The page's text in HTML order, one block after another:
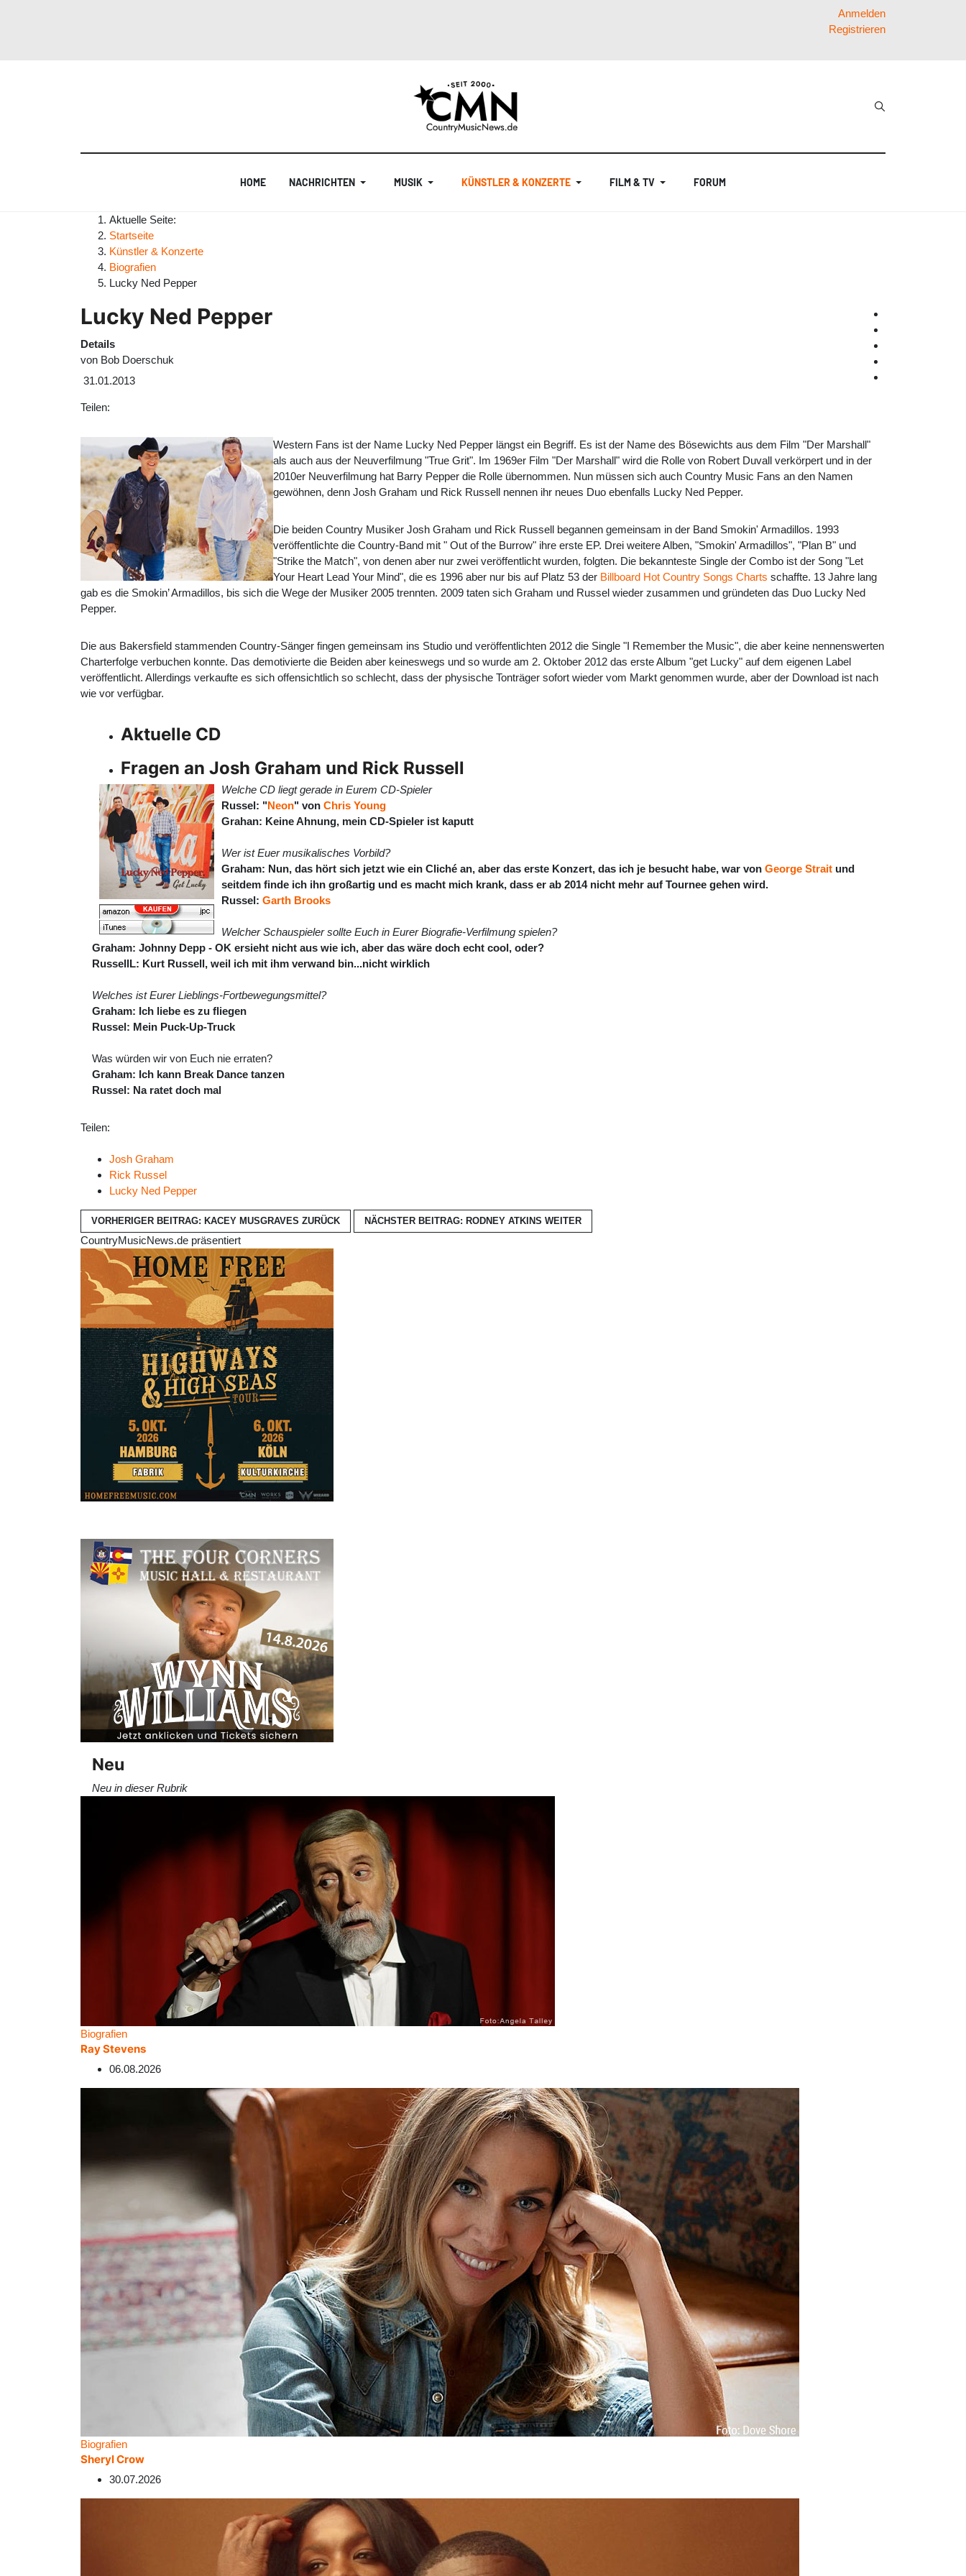
Anmelden
Registrieren
HOME NACHRICHTEN MUSIK KÜNSTLER & KONZERTE FILM & TV FORUM
Aktuelle Seite:
Startseite
Künstler & Konzerte
Biografien
Lucky Ned Pepper
Lucky Ned Pepper
Details
von Bob Doerschuk
31.01.2013
Teilen:
Western Fans ist der Name Lucky Ned Pepper längst ein Begriff. Es ist der Name des Bösewichts aus dem Film "Der Marshall"
als auch aus der Neuverfilmung "True Grit". Im 1969er Film "Der Marshall" wird die Rolle von Robert Duvall verkörpert und in der
2010er Neuverfilmung hat Barry Pepper die Rolle übernommen. Nun müssen sich auch Country Music Fans an den Namen
gewöhnen, denn Josh Graham und Rick Russell nennen ihr neues Duo ebenfalls Lucky Ned Pepper.
Die beiden Country Musiker Josh Graham und Rick Russell begannen gemeinsam in der Band Smokin' Armadillos. 1993
veröffentlichte die Country-Band mit " Out of the Burrow" ihre erste EP. Drei weitere Alben, "Smokin' Armadillos", "Plan B" und
"Strike the Match", von denen aber nur zwei veröffentlicht wurden, folgten. Die bekannteste Single der Combo ist der Song "Let
Your Heart Lead Your Mind", die es 1996 aber nur bis auf Platz 53 der Billboard Hot Country Songs Charts schaffte. 13 Jahre lang
gab es die Smokin’ Armadillos, bis sich die Wege der Musiker 2005 trennten. 2009 taten sich Graham und Russel wieder zusammen und gründeten das Duo Lucky Ned
Pepper.
Die aus Bakersfield stammenden Country-Sänger fingen gemeinsam ins Studio und veröffentlichten 2012 die Single "I Remember the Music", die aber keine nennenswerten
Charterfolge verbuchen konnte. Das demotivierte die Beiden aber keineswegs und so wurde am 2. Oktober 2012 das erste Album "get Lucky" auf dem eigenen Label
veröffentlicht. Allerdings verkaufte es sich offensichtlich so schlecht, dass der physische Tonträger sofort wieder vom Markt genommen wurde, aber der Download ist nach
wie vor verfügbar.
Aktuelle CD
Fragen an Josh Graham und Rick Russell
Welche CD liegt gerade in Eurem CD-Spieler
Russel: "Neon" von Chris Young
Grahan: Keine Ahnung, mein CD-Spieler ist kaputt
Wer ist Euer musikalisches Vorbild?
Graham: Nun, das hört sich jetzt wie ein Cliché an, aber das erste Konzert, das ich je besucht habe, war von George Strait und
seitdem finde ich ihn großartig und es macht mich krank, dass er ab 2014 nicht mehr auf Tournee gehen wird.
Russel: Garth Brooks
Welcher Schauspieler sollte Euch in Eurer Biografie-Verfilmung spielen?
Graham: Johnny Depp - OK ersieht nicht aus wie ich, aber das wäre doch echt cool, oder?
RussellL: Kurt Russell, weil ich mit ihm verwand bin...nicht wirklich
Welches ist Eurer Lieblings-Fortbewegungsmittel?
Graham: Ich liebe es zu fliegen
Russel: Mein Puck-Up-Truck
Was würden wir von Euch nie erraten?
Graham: Ich kann Break Dance tanzen
Russel: Na ratet doch mal
Teilen:
Josh Graham
Rick Russel
Lucky Ned Pepper
VORHERIGER BEITRAG: KACEY MUSGRAVES ZURÜCK NÄCHSTER BEITRAG: RODNEY ATKINS WEITER
CountryMusicNews.de präsentiert
Neu
Neu in dieser Rubrik
Biografien
Ray Stevens
06.08.2026
Biografien
Sheryl Crow
30.07.2026